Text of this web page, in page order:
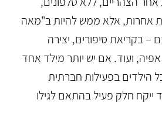
אחרות, אלא ממש להיות ב"מאה
– בקריאת סיפורים, יצירה
ועוד. אם יש יותר מילד אחד
הילדים בפעילות חברתית
חלק פעיל בהתאם לגילו